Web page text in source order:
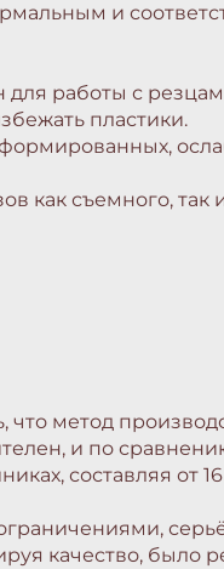
и
работы с
пластики.
как съемного,
метод
и по
составляя от
качество, было